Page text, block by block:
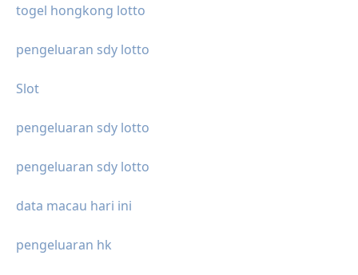
togel hongkong lotto
pengeluaran sdy lotto
Slot
pengeluaran sdy lotto
pengeluaran sdy lotto
data macau hari ini
pengeluaran hk